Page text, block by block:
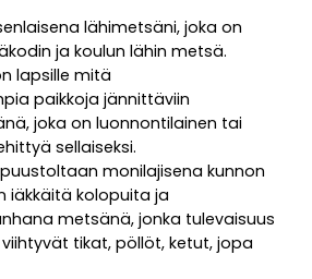
lähimetsäni, joka on
ja koulun lähin metsä.
lapsille mitä
paikkoja jännittäviin
joka on luonnontilainen tai
sellaiseksi.
monilajisena kunnon
iäkkäitä kolopuita ja
metsänä, jonka tulevaisuus
tikat, pöllöt, ketut, jopa